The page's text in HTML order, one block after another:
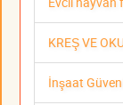
KREŞ VE
İnşaat